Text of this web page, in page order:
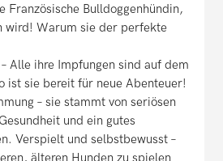
Französische Bulldoggenhündin,
wird! Warum sie der perfekte
Alle ihre Impfungen sind auf dem
ist sie bereit für neue Abenteuer!
– sie stammt von seriösen
und ein gutes
Verspielt und selbstbewusst –
älteren Hunden zu spielen